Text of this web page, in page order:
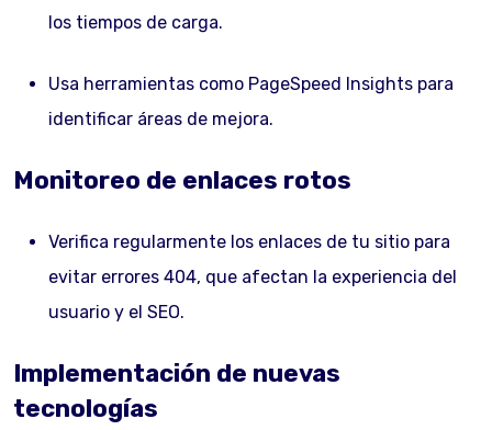
los tiempos de carga.
Usa herramientas como PageSpeed Insights para
identificar áreas de mejora.
Monitoreo de enlaces rotos
Verifica regularmente los enlaces de tu sitio para
evitar errores 404, que afectan la experiencia del
usuario y el SEO.
Implementación de nuevas
tecnologías